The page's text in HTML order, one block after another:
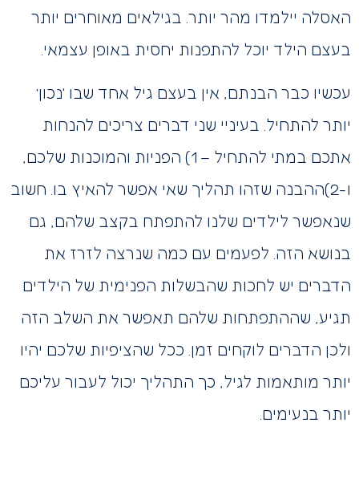
האסלה יילמדו מהר יותר. בגילאים מאוחרים יותר
בעצם הילד יוכל להתפנות יחסית באופן עצמאי.
עכשיו כבר הבנתם, אין בעצם גיל אחד שבו ‘נכון’
יותר להתחיל. בעיניי שני דברים צריכים להנחות
אתכם במתי להתחיל – 1) הפניות והמוכנות שלכם,
ו-2)ההבנה שזהו תהליך שאי אפשר להאיץ בו. חשוב
שנאפשר לילדים שלנו להתפתח בקצב שלהם, גם
בנושא הזה. לפעמים עם כמה שנרצה לזרז את
הדברים יש לחכות שהבשלות הפנימית של הילדים
תגיע, שההתפתחות שלהם תאפשר את השלב הזה
ולכן הדברים לוקחים זמן. ככל שהציפיות שלכם יהיו
יותר מותאמות לגיל, כך התהליך יכול לעבור עליכם
יותר בנעימים.